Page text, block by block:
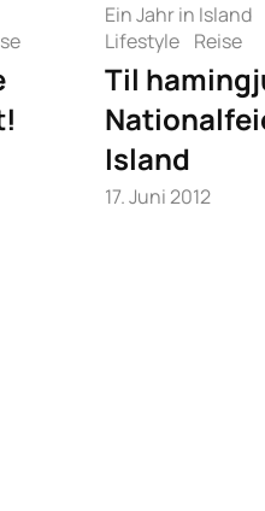
Ein Jahr in Island
Lifestyle Reise
Til
Island
17. Juni 2012